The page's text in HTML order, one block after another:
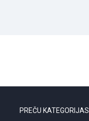
PREČU KATEGORIJAS